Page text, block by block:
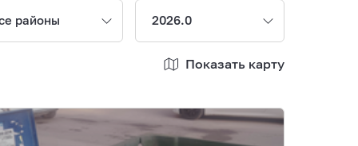
районы 2026.0
Показать карту